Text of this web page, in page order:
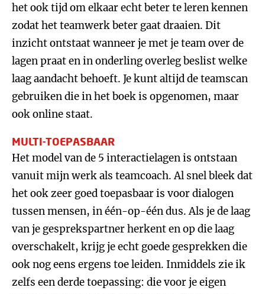
het ook tijd om elkaar echt beter te leren kennen
zodat het teamwerk beter gaat draaien. Dit
inzicht ontstaat wanneer je met je team over de
lagen praat en in onderling overleg beslist welke
laag aandacht behoeft. Je kunt altijd de teamscan
gebruiken die in het boek is opgenomen, maar
ook online staat.
MULTI-TOEPASBAAR
Het model van de 5 interactielagen is ontstaan
vanuit mijn werk als teamcoach. Al snel bleek dat
het ook zeer goed toepasbaar is voor dialogen
tussen mensen, in één-op-één dus. Als je de laag
van je gesprekspartner herkent en op die laag
overschakelt, krijg je echt goede gesprekken die
ook nog eens ergens toe leiden. Inmiddels zie ik
zelfs een derde toepassing: die voor je eigen